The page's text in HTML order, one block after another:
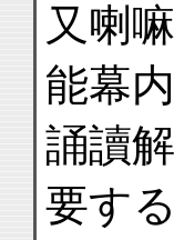
又喇
能幕
誦讀
要す